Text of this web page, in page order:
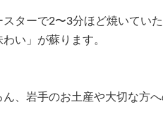
スターで2〜3分ほど焼いてい
い」が蘇ります。
、岩手のお土産や大切な方